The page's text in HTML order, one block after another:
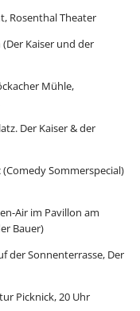
Rosenthal Theater
Kaiser und der
Mühle,
Der Kaiser & der
(Comedy Sommerspecial)
Air im Pavillon am
Bauer)
der Sonnenterrasse, Der
Picknick, 20 Uhr